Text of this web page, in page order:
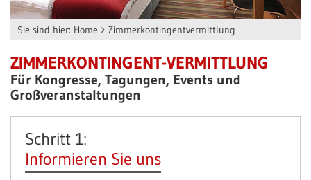
Sie sind hier: Home Zimmerkontingentvermittlung
ZIMMERKONTINGENT-VERMITTLUNG
Für Kongresse, Tagungen, Events und
Großveranstaltungen
Schritt 1:
Informieren Sie uns